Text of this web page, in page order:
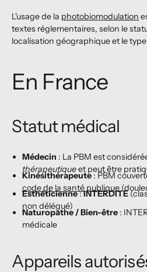
L'usage de la photobiomodulation
textes réglementaires, selon le
localisation géographique et le
En France
Statut médical
Médecin : La PBM est
thérapeutiqueet peut être
Kinésithérapeute: PBM
code de la santé publique
Esthéticienne:INTERDITE
non délégué)
Naturopathe / Bien-être:
médicale
Appareils